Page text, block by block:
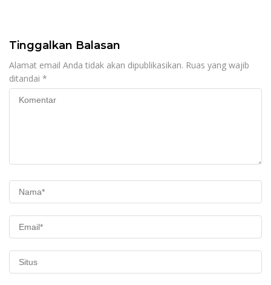
Tinggalkan Balasan
Alamat email Anda tidak akan dipublikasikan. Ruas yang wajib
ditandai *